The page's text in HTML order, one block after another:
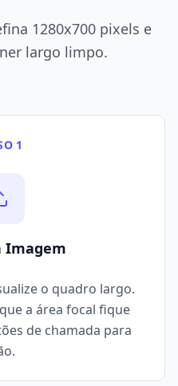
1280x700 pixels e
largo limpo.
1
Imagem
o quadro largo.
a área focal fique
de chamada para